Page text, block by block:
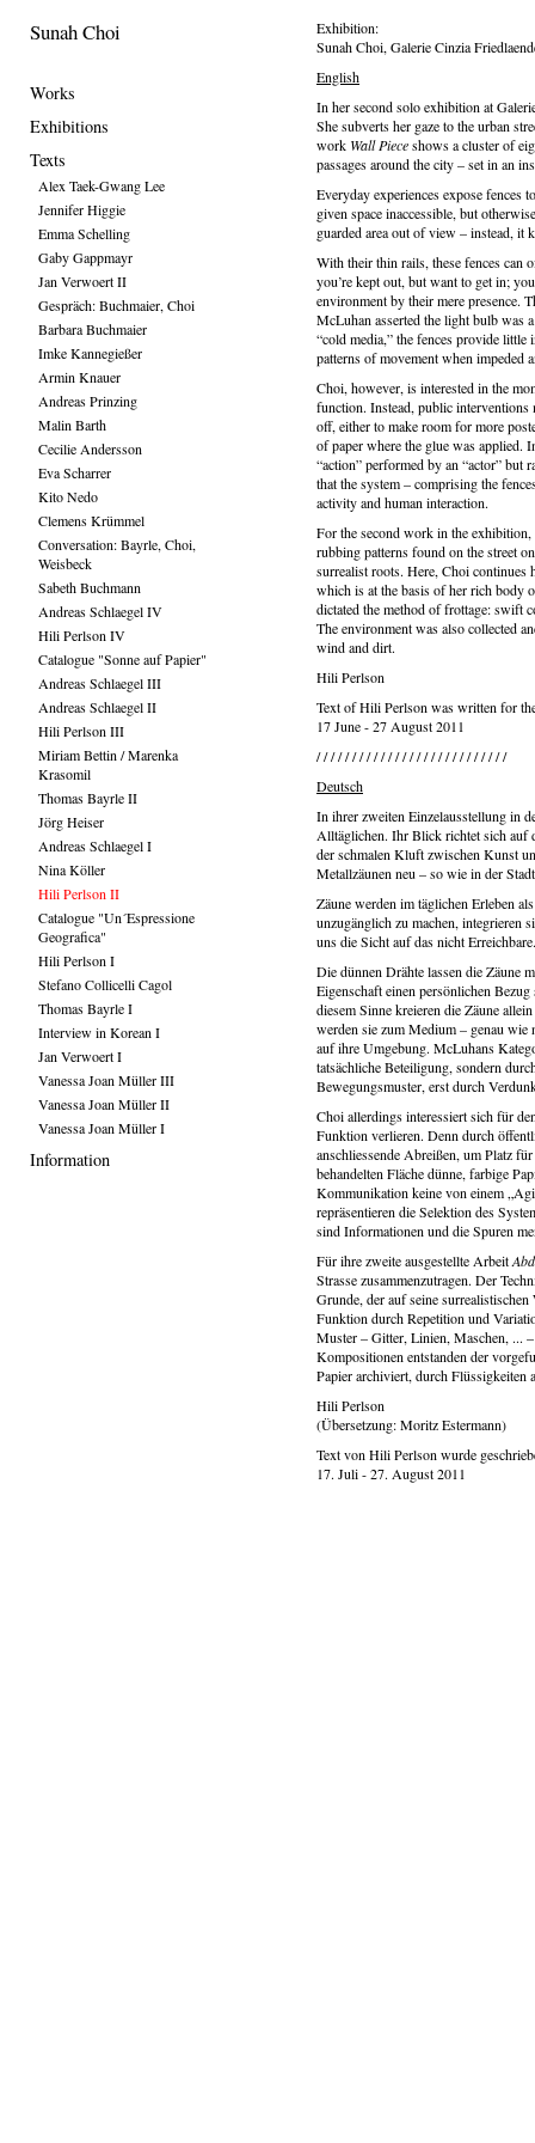
Sunah Choi
Works
Exhibitions
Texts
Alex Taek-Gwang Lee
Jennifer Higgie
Emma Schelling
Gaby Gappmayr
Jan Verwoert II
Gespräch: Buchmaier, Choi
Barbara Buchmaier
Imke Kannegießer
Armin Knauer
Andreas Prinzing
Malin Barth
Cecilie Andersson
Eva Scharrer
Kito Nedo
Clemens Krümmel
Conversation: Bayrle, Choi,
Weisbeck
Sabeth Buchmann
Andreas Schlaegel IV
Hili Perlson IV
Catalogue "Sonne auf Papier"
Andreas Schlaegel III
Andreas Schlaegel II
Hili Perlson III
Miriam Bettin / Marenka
Krasomil
Thomas Bayrle II
Jörg Heiser
Andreas Schlaegel I
Nina Köller
Hili Perlson II
Catalogue "Un´Espressione
Geografica"
Hili Perlson I
Stefano Collicelli Cagol
Thomas Bayrle I
Interview in Korean I
Jan Verwoert I
Vanessa Joan Müller III
Vanessa Joan Müller II
Vanessa Joan Müller I
Information
Exhibition:
Sunah Choi, Galerie Cinzia
English
In her second solo exhibition at
She subverts her gaze to the urban
work Wall Pieceshows a cluster of
passages around the city – set in an
Everyday experiences expose fences
given space inaccessible, but
guarded area out of view – instead, it
With their thin rails, these fences can
you’re kept out, but want to get in;
environment by their mere presence.
McLuhan asserted the light bulb was
“cold media,” the fences provide
patterns of movement when impeded
Choi, however, is interested in the
function. Instead, public interventions
off, either to make room for more
of paper where the glue was applied.
“action” performed by an “actor” but
that the system – comprising the
activity and human interaction.
For the second work in the
rubbing patterns found on the street
surrealist roots. Here, Choi
which is at the basis of her rich body
dictated the method of frottage: swift
The environment was also collected
wind and dirt.
Hili Perlson
Text of Hili Perlson was written for
17 June - 27 August 2011
/ / / / / / / / / / / / / / / / / / / / / / / / / / /
Deutsch
In ihrer zweiten Einzelausstellung in
Alltäglichen. Ihr Blick richtet sich auf
der schmalen Kluft zwischen Kunst
Metallzäunen neu – so wie in der
Zäune werden im täglichen Erleben
unzugänglich zu machen, integrieren
uns die Sicht auf das nicht Erreichbare.
Die dünnen Drähte lassen die Zäune
Eigenschaft einen persönlichen
diesem Sinne kreieren die Zäune
werden sie zum Medium – genau
auf ihre Umgebung. McLuhans
tatsächliche Beteiligung, sondern
Bewegungsmuster, erst durch
Choi allerdings interessiert sich für
Funktion verlieren. Denn durch
anschliessende Abreißen, um Platz
behandelten Fläche dünne, farbige
Kommunikation keine von einem
repräsentieren die Selektion des
sind Informationen und die Spuren
Für ihre zweite ausgestellte Arbeit
Strasse zusammenzutragen. Der
Grunde, der auf seine
Funktion durch Repetition und
Muster – Gitter, Linien, Maschen, ...
Kompositionen entstanden der
Papier archiviert, durch Flüssigkeiten
Hili Perlson
(Übersetzung: Moritz Estermann)
Text von Hili Perlson wurde
17. Juli - 27. August 2011